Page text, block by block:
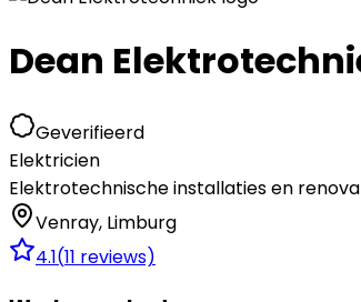
Dean
Geverifieerd
Elektricien
Elektrotechnische installaties en
Venray, Limburg
4.1(11 reviews)